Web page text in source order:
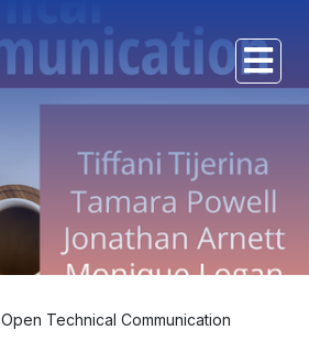
Open Technical Communication